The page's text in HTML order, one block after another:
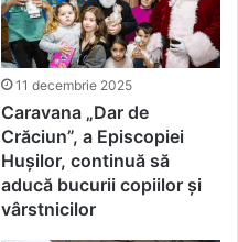
11 decembrie 2025
Caravana „Dar de
Crăciun”, a Episcopiei
Hușilor, continuă să
aducă bucurii copiilor și
vârstnicilor